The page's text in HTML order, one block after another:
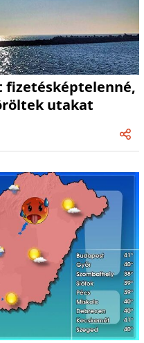
fizetésképtelenné,
utakat